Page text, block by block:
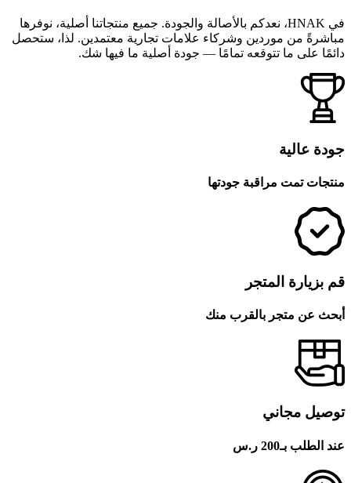
في HNAK، نعدكم بالأصالة والجودة. جميع منتجاتنا أصلية، نوفرها
مباشرةً من موردين وشركاء علامات تجارية معتمدين. لذا، ستحصل
دائمًا على ما تتوقعه تمامًا — جودة أصلية ما فيها شك.
جودة عالية
منتجات تمت مراقبة جودتها
قم بزيارة المتجر
أبحث عن متجر بالقرب منك
توصيل مجاني
عند الطلب بـ200 ر.س